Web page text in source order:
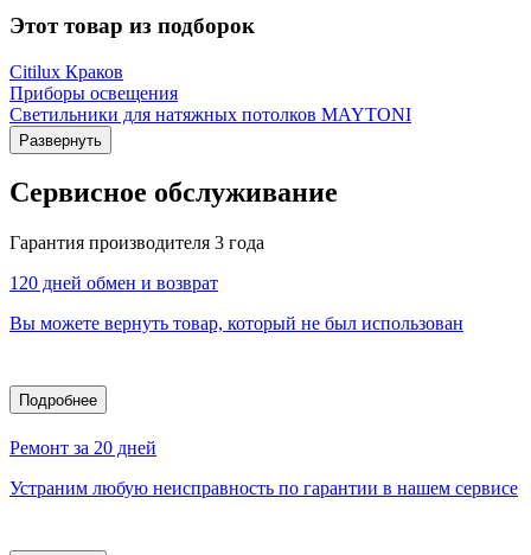
Этот товар из подборок
Citilux Краков
Приборы освещения
Светильники для натяжных потолков MAYTONI
Развернуть
Сервисное обслуживание
Гарантия производителя 3 года
120 дней обмен и возврат
Вы можете вернуть товар, который не был использован
Подробнее
Ремонт за 20 дней
Устраним любую неисправность по гарантии в нашем сервисе